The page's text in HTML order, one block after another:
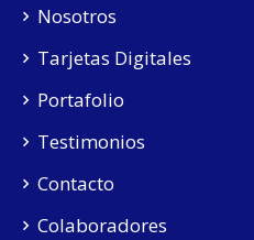
Nosotros
Tarjetas Digitales
Portafolio
Testimonios
Contacto
Colaboradores